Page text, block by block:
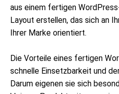
aus einem fertigen
Layout erstellen, das sich an
Ihrer Marke orientiert.
Die Vorteile eines fertigen
schnelle Einsetzbarkeit und
Darum eigenen sie sich